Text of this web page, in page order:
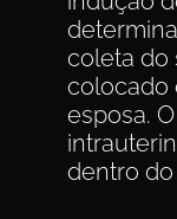
coleta do
colocado
esposa.
dentro